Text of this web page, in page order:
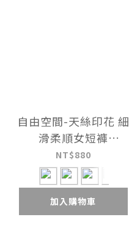
自由空間-天絲印花 細
滑柔順女短褲
UE0Y3026
NT$880
加入購物車